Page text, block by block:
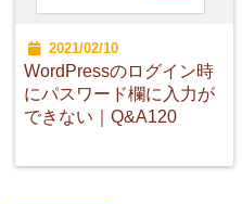
2021/02/10
WordPressのログイン時
にパスワード欄に入力が
できない｜Q&A120